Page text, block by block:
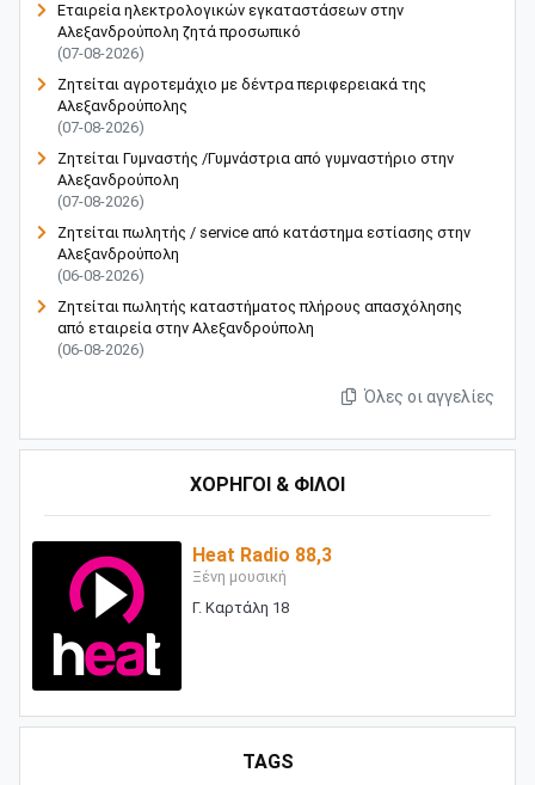
Εταιρεία ηλεκτρολογικών εγκαταστάσεων στην
Αλεξανδρούπολη ζητά προσωπικό
(07-08-2026)
Ζητείται αγροτεμάχιο με δέντρα περιφερειακά της
Αλεξανδρούπολης
(07-08-2026)
Ζητείται Γυμναστής /Γυμνάστρια από γυμναστήριο στην
Αλεξανδρούπολη
(07-08-2026)
Ζητείται πωλητής / service από κατάστημα εστίασης στην
Αλεξανδρούπολη
(06-08-2026)
Ζητείται πωλητής καταστήματος πλήρους απασχόλησης
από εταιρεία στην Αλεξανδρούπολη
(06-08-2026)
Όλες οι αγγελίες
ΧΟΡΗΓΟΙ & ΦΙΛΟΙ
Heat Radio 88,3
Ξένη μουσική
Γ. Καρτάλη 18
TAGS